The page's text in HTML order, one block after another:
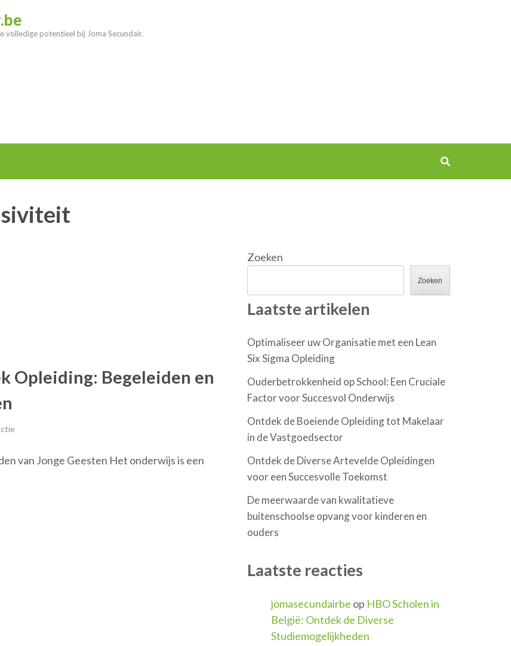
volledige potentieel bij Joma Secundair.
Opleiding: Begeleiden en
van Jonge Geesten Het onderwijs is een
Zoeken
Zoeken
Laatste artikelen
Optimaliseer uw Organisatie met een Lean
Six Sigma Opleiding
Ouderbetrokkenheid op School: Een Cruciale
Factor voor Succesvol Onderwijs
Ontdek de Boeiende Opleiding tot Makelaar
in de Vastgoedsector
Ontdek de Diverse Artevelde Opleidingen
voor een Succesvolle Toekomst
De meerwaarde van kwalitatieve
buitenschoolse opvang voor kinderen en
ouders
Laatste reacties
jomasecundairbe op HBO Scholen in
België: Ontdek de Diverse
Studiemogelijkheden